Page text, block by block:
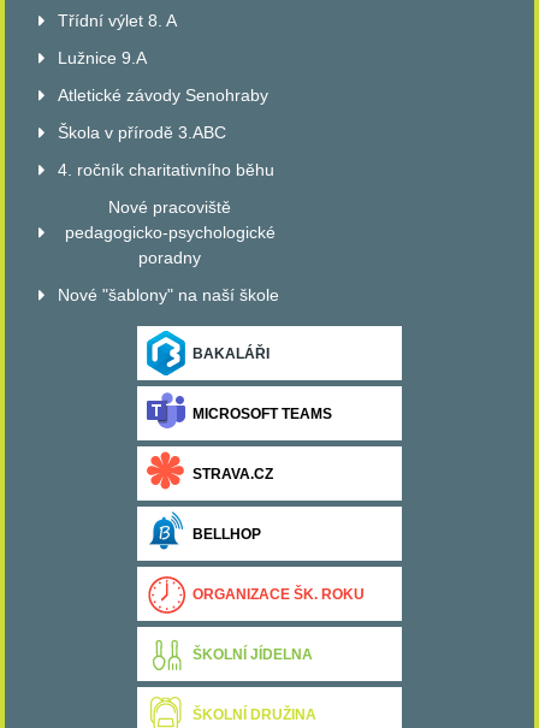
Třídní výlet 8. A
Lužnice 9.A
Atletické závody Senohraby
Škola v přírodě 3.ABC
4. ročník charitativního běhu
Nové pracoviště
pedagogicko-psychologické
poradny
Nové "šablony" na naší škole
BAKALÁŘI
MICROSOFT TEAMS
STRAVA.CZ
BELLHOP
ORGANIZACE ŠK. ROKU
ŠKOLNÍ JÍDELNA
ŠKOLNÍ DRUŽINA